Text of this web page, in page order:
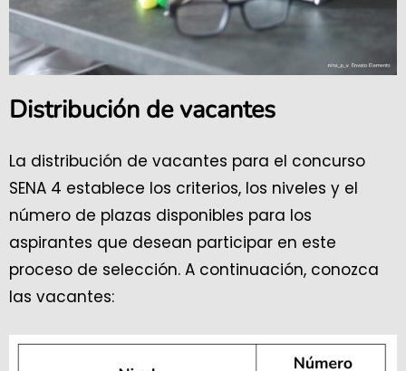
Distribución de vacantes
La distribución de vacantes para el concurso
SENA 4 establece los criterios, los niveles y el
número de plazas disponibles para los
aspirantes que desean participar en este
proceso de selección. A continuación, conozca
las vacantes: